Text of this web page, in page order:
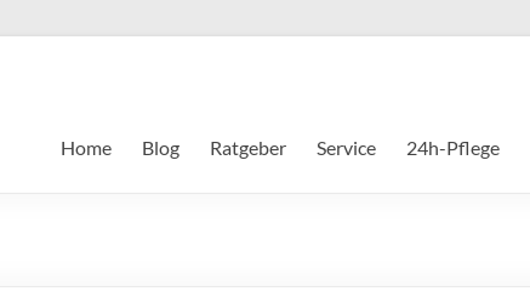
Home Blog Ratgeber Service 24h-Pflege